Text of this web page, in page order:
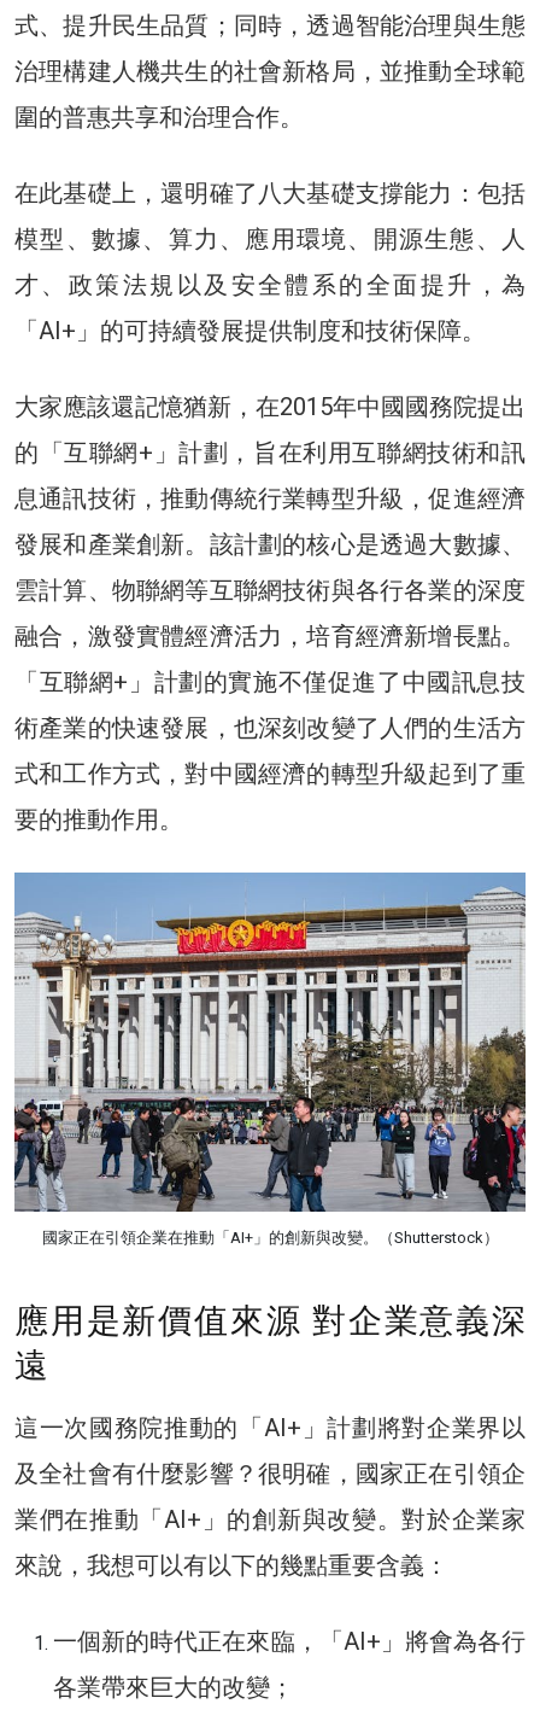
式、提升民生品質；同時，透過智能治理與生態
治理構建人機共生的社會新格局，並推動全球範
圍的普惠共享和治理合作。
在此基礎上，還明確了八大基礎支撐能力：包括
模型、數據、算力、應用環境、開源生態、人
才、政策法規以及安全體系的全面提升，為
「AI+」的可持續發展提供制度和技術保障。
大家應該還記憶猶新，在2015年中國國務院提出
的「互聯網+」計劃，旨在利用互聯網技術和訊
息通訊技術，推動傳統行業轉型升級，促進經濟
發展和產業創新。該計劃的核心是透過大數據、
雲計算、物聯網等互聯網技術與各行各業的深度
融合，激發實體經濟活力，培育經濟新增長點。
「互聯網+」計劃的實施不僅促進了中國訊息技
術產業的快速發展，也深刻改變了人們的生活方
式和工作方式，對中國經濟的轉型升級起到了重
要的推動作用。
國家正在引領企業在推動「AI+」的創新與改變。（Shutterstock）
應用是新價值來源 對企業意義深
遠
這一次國務院推動的「AI+」計劃將對企業界以
及全社會有什麼影響？很明確，國家正在引領企
業們在推動「AI+」的創新與改變。對於企業家
來說，我想可以有以下的幾點重要含義：
一個新的時代正在來臨，「AI+」將會為各行
各業帶來巨大的改變；